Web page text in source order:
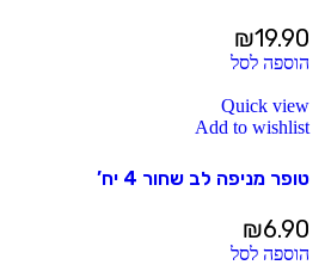
₪19.90
הוספה לסל
Quick view
Add to wishlist
טופר מניפה לב שחור 4 יח’
₪6.90
הוספה לסל